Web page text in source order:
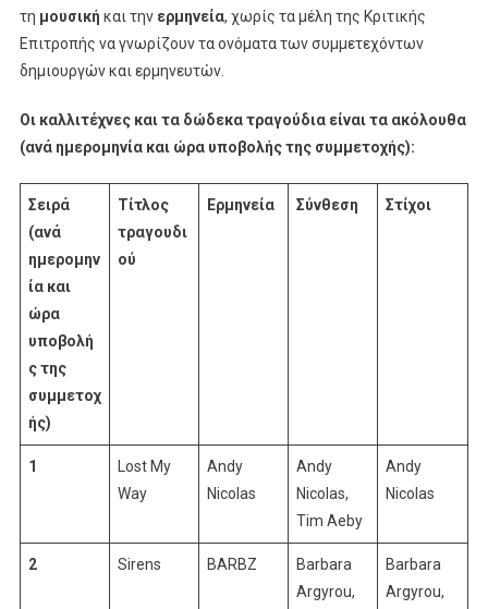
τη μουσική και την ερμηνεία, χωρίς τα μέλη της Κριτικής
Επιτροπής να γνωρίζουν τα ονόματα των συμμετεχόντων
δημιουργών και ερμηνευτών.
Οι καλλιτέχνες και τα δώδεκα τραγούδια είναι τα ακόλουθα
(ανά ημερομηνία και ώρα υποβολής της συμμετοχής):
Σειρά
(ανά
ημερομην
ία και
ώρα
υποβολή
ς της
συμμετοχ
ής)
Τίτλος
τραγουδι
ού
Ερμηνεία Σύνθεση Στίχοι
1
Lost My
Way
Andy
Nicolas
Andy
Nicolas,
Tim Aeby
Andy
Nicolas
2 Sirens BARBZ
Barbara
Argyrou,
Barbara
Argyrou,